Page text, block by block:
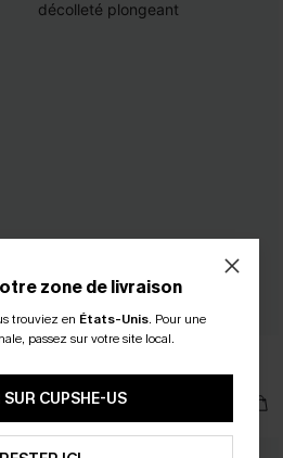
plongeant
35,00 €
zone de livraison
trouviez en États-Unis. Pour une
passez sur votre site local.
SUR CUPSHE-US